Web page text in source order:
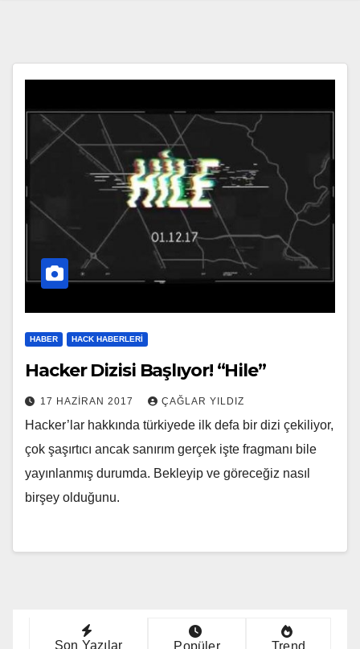
HABER HACK HABERLERI
Hacker Dizisi Başlıyor! “Hile”
17 HAZIRAN 2017 ÇAĞLAR YILDIZ
Hacker’lar hakkında türkiyede ilk defa bir dizi çekiliyor,
çok şaşırtıcı ancak sanırım gerçek işte fragmanı bile
yayınlanmış durumda. Bekleyip ve göreceğiz nasıl
birşey olduğunu.
Son Yazılar Popüler Trend